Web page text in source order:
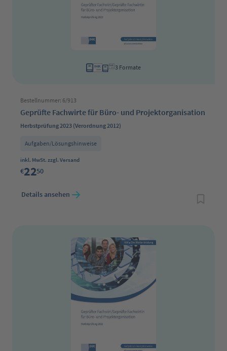
3 Formate
Bestellnummer: 6/913
Geprüfte Fachwirte für Büro- und Projektorganisation
Herbstprüfung 2023 (Verordnung 2012)
Aufgaben/Lösungshinweise
Regulärer Preis:
inkl. MwSt. zzgl. Versand
€2250
Details ansehen